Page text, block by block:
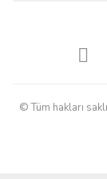
© Tüm hakları